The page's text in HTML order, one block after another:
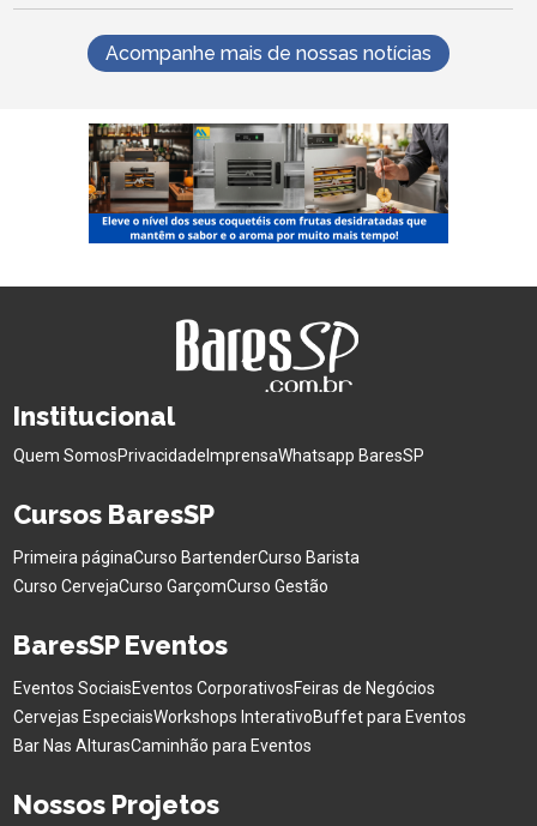
Acompanhe mais de nossas notícias
Institucional
Quem SomosPrivacidade ImprensaWhatsapp BaresSP
Cursos BaresSP
Primeira páginaCurso BartenderCurso Barista
Curso CervejaCurso GarçomCurso Gestão
BaresSP Eventos
Eventos SociaisEventos CorporativosFeiras de Negócios
Cervejas EspeciaisWorkshops InterativoBuffet para Eventos
Bar Nas AlturasCaminhão para Eventos
Nossos Projetos